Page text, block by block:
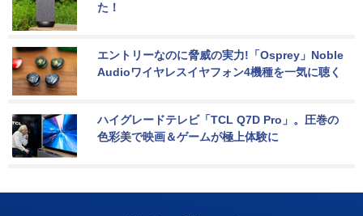
た！
エントリーなのに脅威の実力!「Osprey」Noble
Audioワイヤレスイヤフォン4機種を一気に聴く
ハイグレードテレビ「TCL Q7D Pro」。圧巻の
色彩美で映画＆ゲームが極上体験に